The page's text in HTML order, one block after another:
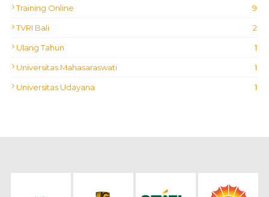
Training Online 9
TVRI Bali 2
Ulang Tahun 1
Universitas Mahasaraswati 1
Universitas Udayana 1